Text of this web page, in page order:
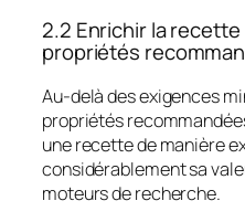
2.2 Enrichir la
propriétés
Au-delà des exigences
propriétés
une recette de manière
considérablement sa
moteurs de recherche.